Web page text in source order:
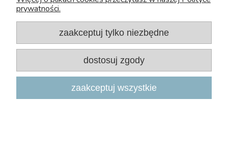
Informacje
Dostawa i płatność
O firmie
prywatności.
zaakceptuj tylko niezbędne
dostosuj zgody
zaakceptuj wszystkie